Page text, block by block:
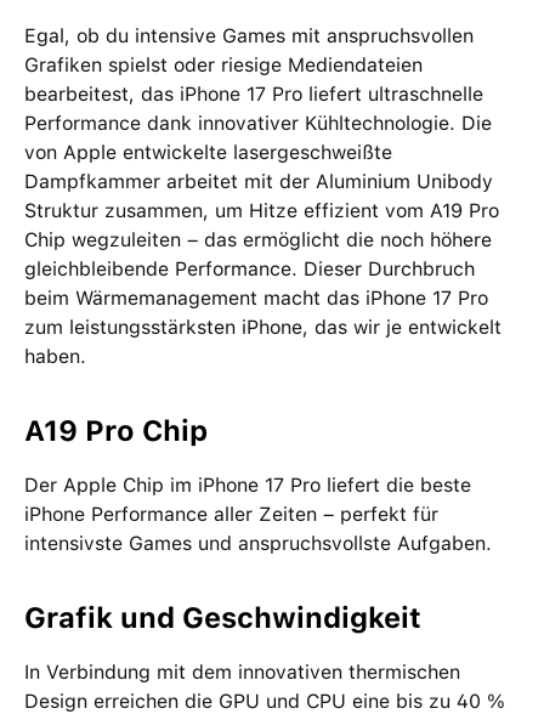
Egal, ob du intensive Games mit anspruchsvollen
Grafiken spielst oder riesige Mediendateien
bearbeitest, das iPhone 17 Pro liefert ultraschnelle
Performance dank innovativer Kühltechnologie. Die
von Apple entwickelte lasergeschweißte
Dampfkammer arbeitet mit der Aluminium Unibody
Struktur zusammen, um Hitze effizient vom A19 Pro
Chip wegzuleiten – das ermöglicht die noch höhere
gleichbleibende Performance. Dieser Durchbruch
beim Wärmemanagement macht das iPhone 17 Pro
zum leistungsstärksten iPhone, das wir je entwickelt
haben.
A19 Pro Chip
Der Apple Chip im iPhone 17 Pro liefert die beste
iPhone Performance aller Zeiten – perfekt für
intensivste Games und anspruchsvollste Aufgaben.
Grafik und Geschwindigkeit
In Verbindung mit dem innovativen thermischen
Design erreichen die GPU und CPU eine bis zu 40 %